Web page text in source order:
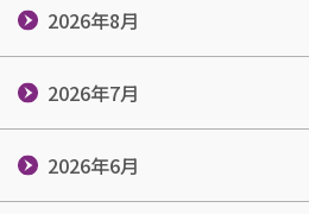
2026年8月
2026年7月
2026年6月